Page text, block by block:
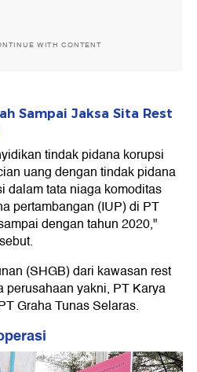
WITH CONTENT
Sampai Jaksa Sita Rest
tindak pidana korupsi
uang dengan tindak pidana
dalam tata niaga komoditas
pertambangan (IUP) di PT
dengan tahun 2020,"
(SHGB) dari kawasan rest
perusahaan yakni, PT Karya
Graha Tunas Selaras.